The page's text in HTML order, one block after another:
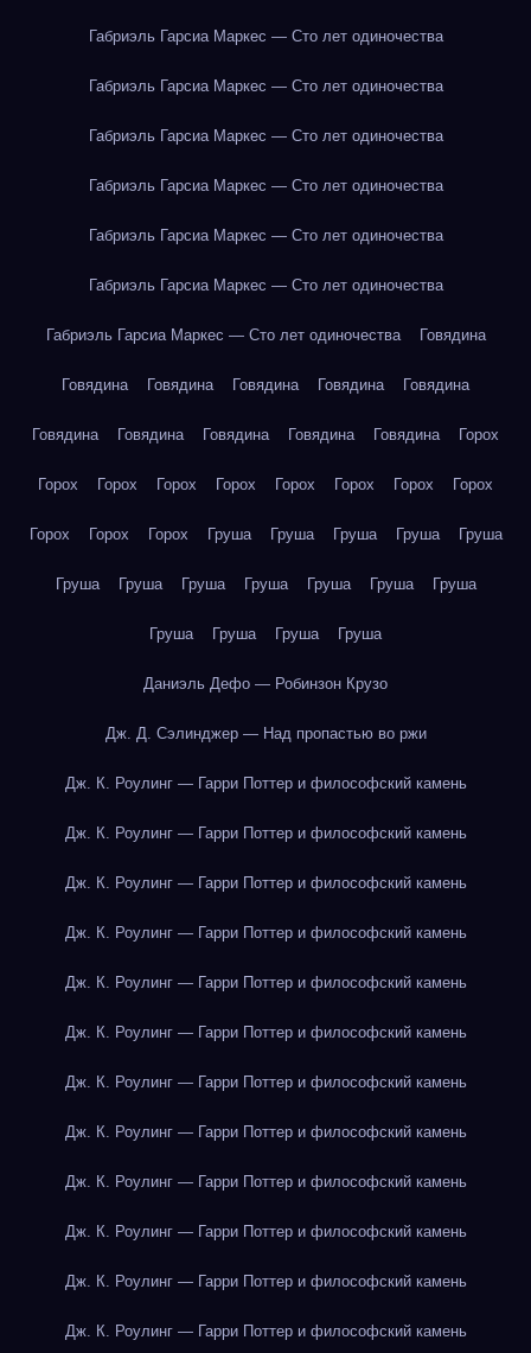
Габриэль Гарсиа Маркес — Сто лет одиночества
Габриэль Гарсиа Маркес — Сто лет одиночества
Габриэль Гарсиа Маркес — Сто лет одиночества
Габриэль Гарсиа Маркес — Сто лет одиночества
Габриэль Гарсиа Маркес — Сто лет одиночества
Габриэль Гарсиа Маркес — Сто лет одиночества
Габриэль Гарсиа Маркес — Сто лет одиночества Говядина
Говядина Говядина Говядина Говядина Говядина
Говядина Говядина Говядина Говядина Говядина Горох
Горох Горох Горох Горох Горох Горох Горох Горох
Горох Горох Горох Груша Груша Груша Груша Груша
Груша Груша Груша Груша Груша Груша Груша
Груша Груша Груша Груша
Даниэль Дефо — Робинзон Крузо
Дж. Д. Сэлинджер — Над пропастью во ржи
Дж. К. Роулинг — Гарри Поттер и философский камень
Дж. К. Роулинг — Гарри Поттер и философский камень
Дж. К. Роулинг — Гарри Поттер и философский камень
Дж. К. Роулинг — Гарри Поттер и философский камень
Дж. К. Роулинг — Гарри Поттер и философский камень
Дж. К. Роулинг — Гарри Поттер и философский камень
Дж. К. Роулинг — Гарри Поттер и философский камень
Дж. К. Роулинг — Гарри Поттер и философский камень
Дж. К. Роулинг — Гарри Поттер и философский камень
Дж. К. Роулинг — Гарри Поттер и философский камень
Дж. К. Роулинг — Гарри Поттер и философский камень
Дж. К. Роулинг — Гарри Поттер и философский камень